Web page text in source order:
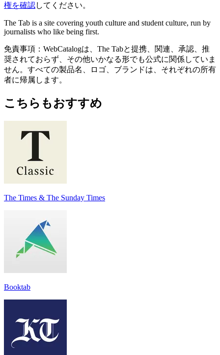
権を確認してください。
The Tab is a site covering youth culture and student culture, run by
journalists who like being first.
免責事項：WebCatalogは、The Tabと提携、関連、承認、推
奨されておらず、その他いかなる形でも公式に関係していま
せん。すべての製品名、ロゴ、ブランドは、それぞれの所有
者に帰属します。
こちらもおすすめ
The Times & The Sunday Times
Booktab